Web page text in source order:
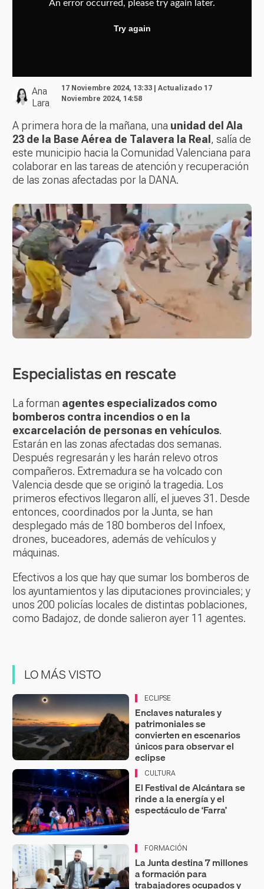
Ana
Lara
17 Noviembre 2024, 13:33 | Actualizado 17
Noviembre 2024, 14:58
A primera hora de la mañana, una unidad del Ala
23 de la Base Aérea de Talavera la Real , salía de
este municipio hacia la Comunidad Valenciana para
colaborar en las tareas de atención y recuperación
de las zonas afectadas por la DANA.
Especialistas en rescate
La forman agentes especializados como
bomberos contra incendios o en la
excarcelación de personas en vehículos.
Estarán en las zonas afectadas dos semanas.
Después regresarán y les harán relevo otros
compañeros. Extremadura se ha volcado con
Valencia desde que se originó la tragedia. Los
primeros efectivos llegaron allí, el jueves 31. Desde
entonces, coordinados por la Junta, se han
desplegado más de 180 bomberos del Infoex,
drones, buceadores, además de vehículos y
máquinas.
Efectivos a los que hay que sumar los bomberos de
los ayuntamientos y las diputaciones provinciales; y
unos 200 policías locales de distintas poblaciones,
como Badajoz, de donde salieron ayer 11 agentes.
LO MÁS VISTO
ECLIPSE
Enclaves naturales y
patrimoniales se
convierten en escenarios
únicos para observar el
eclipse
CULTURA
El Festival de Alcántara se
rinde a la energía y el
espectáculo de ‘Farra’
FORMACIÓN
La Junta destina 7 millones
a formación para
trabajadores ocupados y